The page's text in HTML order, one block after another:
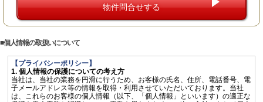
個人情報の取扱いについて
【プライバシーポリシー】
1. 個人情報の保護についての考え方
当社は、当社の業務を円滑に行うため、お客様の氏名、住所、電話番号、電
子メールアドレス等の情報を取得・利用させていただいております。当社
は、これらのお客様の個人情報（以下、「個人情報」といいます）の適正な